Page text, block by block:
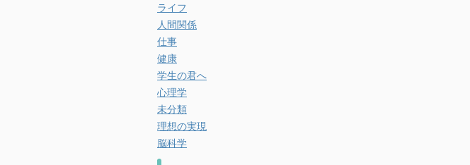
ライフ
人間関係
仕事
健康
学生の君へ
心理学
未分類
理想の実現
脳科学